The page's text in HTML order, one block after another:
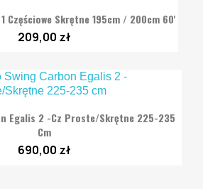
1 Częściowe Skrętne 195cm / 200cm 60'
209,00 zł
Egalis 2 -cz Proste/Skrętne 225-235
Cm
690,00 zł